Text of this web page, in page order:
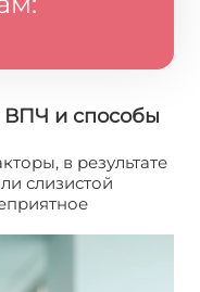
и способы
в результате
слизистой